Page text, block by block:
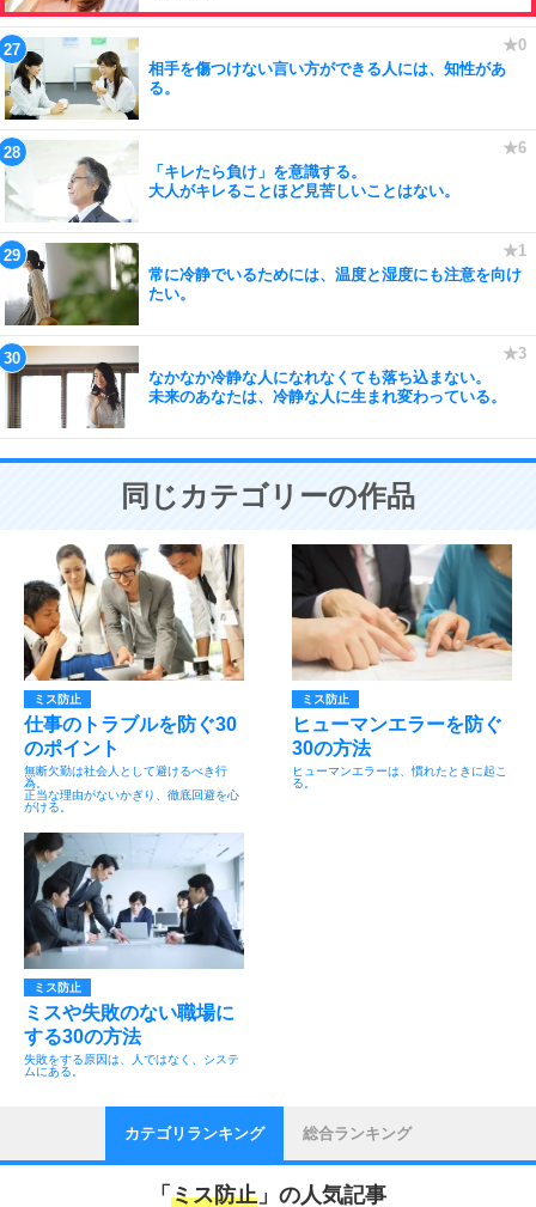
相手を傷つけない言い方ができる人には、知性があ
る。
「キレたら負け」を意識する。
大人がキレることほど見苦しいことはない。
常に冷静でいるためには、温度と湿度にも注意を向け
たい。
なかなか冷静な人になれなくても落ち込まない。
未来のあなたは、冷静な人に生まれ変わっている。
同じカテゴリーの作品
ミス防止
仕事のトラブルを防ぐ30
のポイント
無断欠勤は社会人として避けるべき行
為。
正当な理由がないかぎり、徹底回避を心
がける。
ミス防止
ヒューマンエラーを防ぐ
30の方法
ヒューマンエラーは、慣れたときに起こ
る。
ミス防止
ミスや失敗のない職場に
する30の方法
失敗をする原因は、人ではなく、システ
ムにある。
カテゴリランキング 総合ランキング
「 ミス防止 」の人気記事